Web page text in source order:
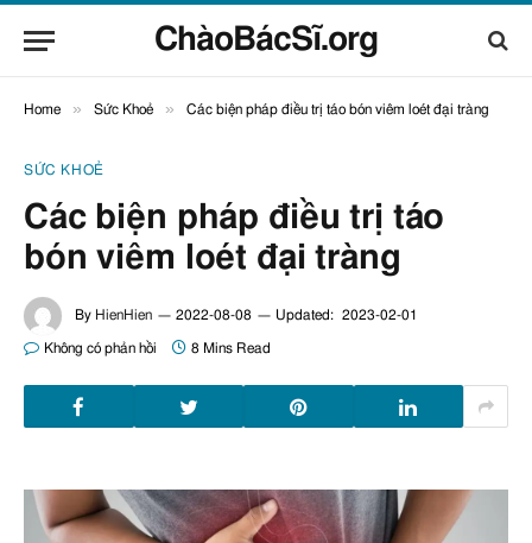
ChàoBácSĩ.org
Home » Sức Khoẻ » Các biện pháp điều trị táo bón viêm loét đại tràng
SỨC KHOẺ
Các biện pháp điều trị táo
bón viêm loét đại tràng
By HienHien 2022-08-08 Updated: 2023-02-01
Không có phản hồi 8 Mins Read